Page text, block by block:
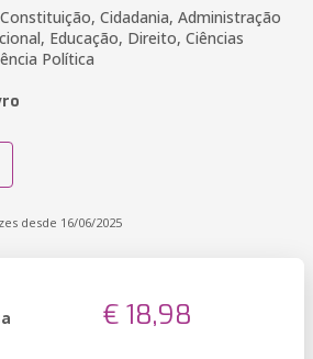
Cidadania, Administração
Educação, Direito, Ciências
Política
desde 16/06/2025
€ 18,98